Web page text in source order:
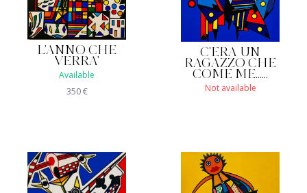
L'ANNO CHE
VERRA'
Available
350€
C'ERA UN
RAGAZZO CHE
COME ME......
Not available